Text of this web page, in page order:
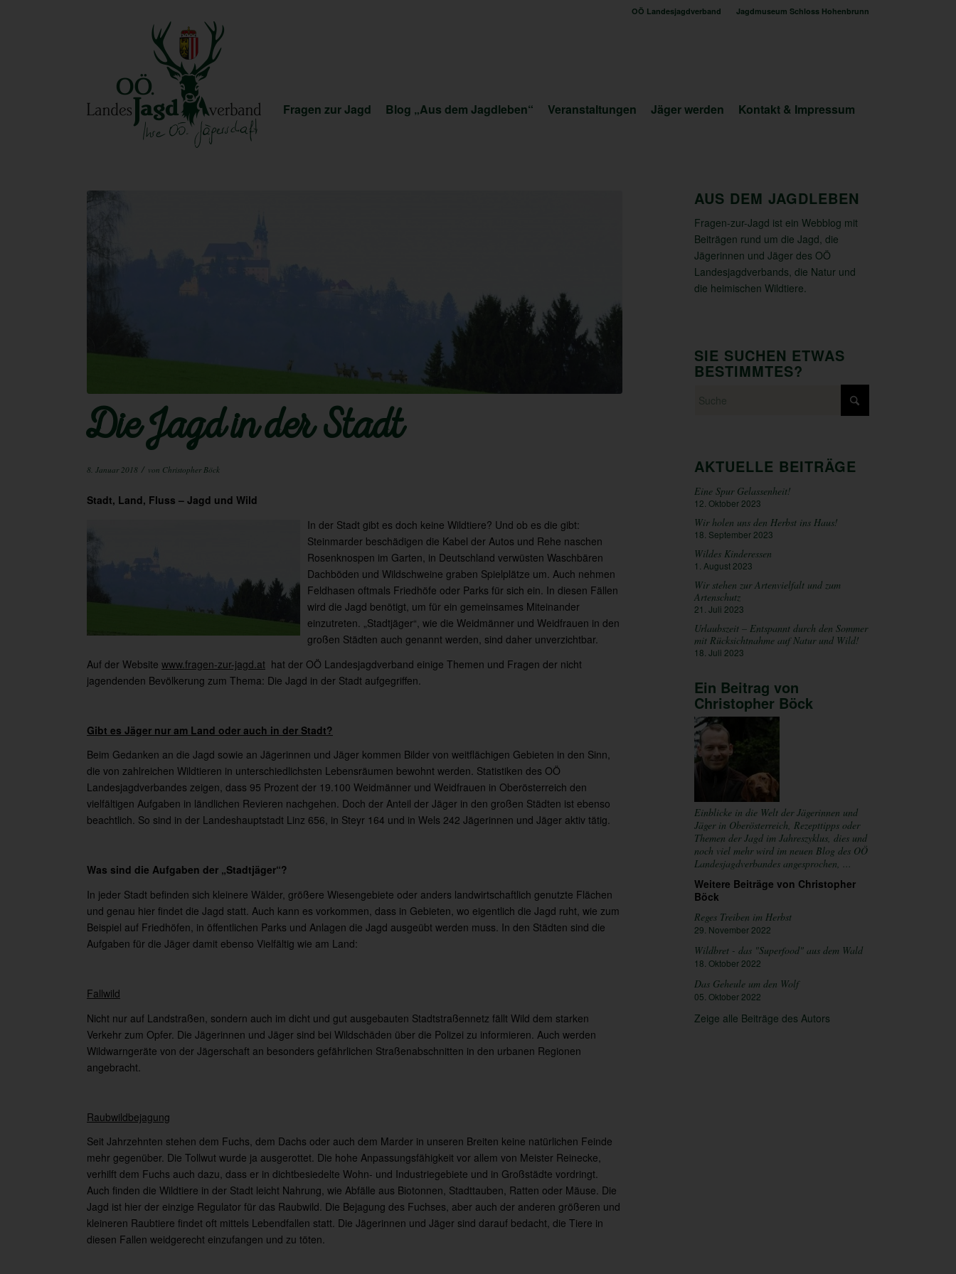
OÖ Landesjagdverband Jagdmuseum Schloss Hohenbrunn
Fragen zur Jagd Blog „Aus dem Jagdleben“ Veranstaltungen Jäger werden Kontakt & Impressum
Die Jagd in der Stadt
8. Januar 2018 / von Christopher Böck
Stadt, Land, Fluss – Jagd und Wild
In der Stadt gibt es doch keine Wildtiere? Und ob es die gibt:
Steinmarder beschädigen die Kabel der Autos und Rehe naschen
Rosenknospen im Garten, in Deutschland verwüsten Waschbären
Dachböden und Wildschweine graben Spielplätze um. Auch nehmen
Feldhasen oftmals Friedhöfe oder Parks für sich ein. In diesen Fällen
wird die Jagd benötigt, um für ein gemeinsames Miteinander
einzutreten. „Stadtjäger“, wie die Weidmänner und Weidfrauen in den
großen Städten auch genannt werden, sind daher unverzichtbar.
Auf der Website www.fragen-zur-jagd.at hat der OÖ Landesjagdverband einige Themen und Fragen der nicht
jagendenden Bevölkerung zum Thema: Die Jagd in der Stadt aufgegriffen.
Gibt es Jäger nur am Land oder auch in der Stadt?
Beim Gedanken an die Jagd sowie an Jägerinnen und Jäger kommen Bilder von weitflächigen Gebieten in den Sinn,
die von zahlreichen Wildtieren in unterschiedlichsten Lebensräumen bewohnt werden. Statistiken des OÖ
Landesjagdverbandes zeigen, dass 95 Prozent der 19.100 Weidmänner und Weidfrauen in Oberösterreich den
vielfältigen Aufgaben in ländlichen Revieren nachgehen. Doch der Anteil der Jäger in den großen Städten ist ebenso
beachtlich. So sind in der Landeshauptstadt Linz 656, in Steyr 164 und in Wels 242 Jägerinnen und Jäger aktiv tätig.
Was sind die Aufgaben der „Stadtjäger“?
In jeder Stadt befinden sich kleinere Wälder, größere Wiesengebiete oder anders landwirtschaftlich genutzte Flächen
und genau hier findet die Jagd statt. Auch kann es vorkommen, dass in Gebieten, wo eigentlich die Jagd ruht, wie zum
Beispiel auf Friedhöfen, in öffentlichen Parks und Anlagen die Jagd ausgeübt werden muss. In den Städten sind die
Aufgaben für die Jäger damit ebenso Vielfältig wie am Land:
Fallwild
Nicht nur auf Landstraßen, sondern auch im dicht und gut ausgebauten Stadtstraßennetz fällt Wild dem starken
Verkehr zum Opfer. Die Jägerinnen und Jäger sind bei Wildschäden über die Polizei zu informieren. Auch werden
Wildwarngeräte von der Jägerschaft an besonders gefährlichen Straßenabschnitten in den urbanen Regionen
angebracht.
Raubwildbejagung
Seit Jahrzehnten stehen dem Fuchs, dem Dachs oder auch dem Marder in unseren Breiten keine natürlichen Feinde
mehr gegenüber. Die Tollwut wurde ja ausgerottet. Die hohe Anpassungsfähigkeit vor allem von Meister Reinecke,
verhilft dem Fuchs auch dazu, dass er in dichtbesiedelte Wohn- und Industriegebiete und in Großstädte vordringt.
Auch finden die Wildtiere in der Stadt leicht Nahrung, wie Abfälle aus Biotonnen, Stadttauben, Ratten oder Mäuse. Die
Jagd ist hier der einzige Regulator für das Raubwild. Die Bejagung des Fuchses, aber auch der anderen größeren und
kleineren Raubtiere findet oft mittels Lebendfallen statt. Die Jägerinnen und Jäger sind darauf bedacht, die Tiere in
diesen Fallen weidgerecht einzufangen und zu töten.
AUS DEM JAGDLEBEN
Fragen-zur-Jagd ist ein Webblog mit
Beiträgen rund um die Jagd, die
Jägerinnen und Jäger des OÖ
Landesjagdverbands, die Natur und
die heimischen Wildtiere.
SIE SUCHEN ETWAS
BESTIMMTES?
AKTUELLE BEITRÄGE
Eine Spur Gelassenheit!
12. Oktober 2023
Wir holen uns den Herbst ins Haus!
18. September 2023
Wildes Kinderessen
1. August 2023
Wir stehen zur Artenvielfalt und zum
Artenschutz
21. Juli 2023
Urlaubszeit – Entspannt durch den Sommer
mit Rücksichtnahme auf Natur und Wild!
18. Juli 2023
Ein Beitrag von
Christopher Böck
Einblicke in die Welt der Jägerinnen und
Jäger in Oberösterreich, Rezepttipps oder
Themen der Jagd im Jahreszyklus, dies und
noch viel mehr wird im neuen Blog des OÖ
Landesjagdverbandes angesprochen, ...
Weitere Beiträge von Christopher
Böck
Reges Treiben im Herbst
29. November 2022
Wildbret - das "Superfood" aus dem Wald
18. Oktober 2022
Das Geheule um den Wolf
05. Oktober 2022
Zeige alle Beiträge des Autors